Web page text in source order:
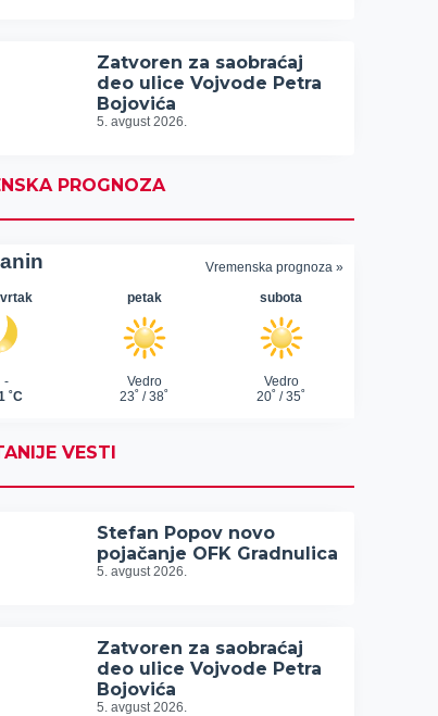
Zatvoren za saobraćaj
deo ulice Vojvode Petra
Bojovića
5. avgust 2026.
PROGNOZA
VESTI
Stefan Popov novo
pojačanje OFK Gradnulica
5. avgust 2026.
Zatvoren za saobraćaj
deo ulice Vojvode Petra
Bojovića
5. avgust 2026.